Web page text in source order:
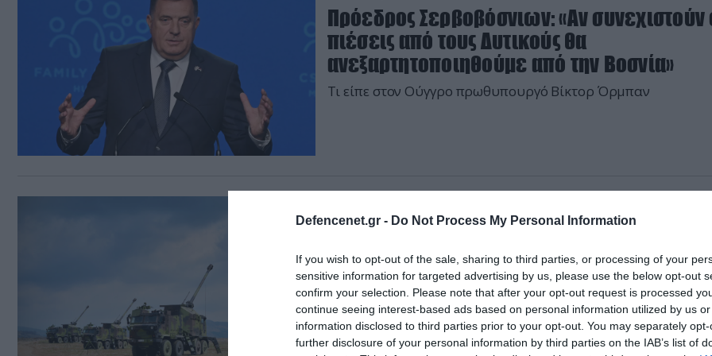
Defencenet.gr - Do Not Process My Personal Information
If you wish to opt-out of the sale, sharing to third parties, or processing of your
sensitive information for targeted advertising by us, please use the below opt-out
confirm your selection. Please note that after your opt-out request is processed
continue seeing interest-based ads based on personal information utilized by us
information disclosed to third parties prior to your opt-out. You may separately
further disclosure of your personal information by third parties on the IAB’s list of
Πρόεδρος Σερβοβόσνιων: «Αν συνεχιστούν
πιέσεις από τους Δυτικούς θα
ανεξαρτητοποιηθούμε από την Βοσνία»
Τι είπε στον Ούγγρο πρωθυπουργό Βίκτορ Όρμπαν
Η Σερβία προμηθεύει με Α/Κ πυροβόλα το
NORA B52 το Αζερμπαϊτζάν
Στα 339 εκατ. $ η αξία του συμβολαίου